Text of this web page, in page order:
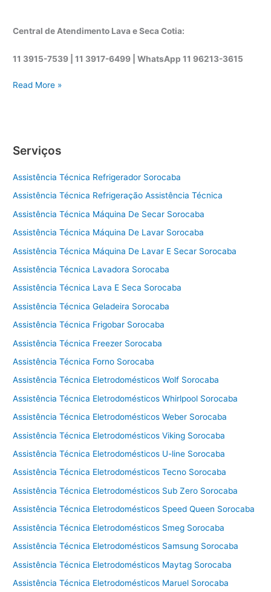
Central de Atendimento Lava e Seca Cotia:
11 3915-7539 | 11 3917-6499 |WhatsApp11 96213-3615
A
t
n
c
a
t
n
i
a
l
a
e
e
c
a
o
t
Read More »
Serviços
Assistência Técnica Refrigerador Sorocaba
Assistência Técnica Refrigeração Assistência Técnica
Assistência Técnica Máquina De Secar Sorocaba
Assistência Técnica Máquina De Lavar Sorocaba
Assistência Técnica Máquina De Lavar E Secar Sorocaba
Assistência Técnica Lavadora Sorocaba
Assistência Técnica Lava E Seca Sorocaba
Assistência Técnica Geladeira Sorocaba
Assistência Técnica Frigobar Sorocaba
Assistência Técnica Freezer Sorocaba
Assistência Técnica Forno Sorocaba
Assistência Técnica Eletrodomésticos Wolf Sorocaba
Assistência Técnica Eletrodomésticos Whirlpool Sorocaba
Assistência Técnica Eletrodomésticos Weber Sorocaba
Assistência Técnica Eletrodomésticos Viking Sorocaba
Assistência Técnica Eletrodomésticos U-line Sorocaba
Assistência Técnica Eletrodomésticos Tecno Sorocaba
Assistência Técnica Eletrodomésticos Sub Zero Sorocaba
Assistência Técnica Eletrodomésticos Speed Queen Sorocaba
Assistência Técnica Eletrodomésticos Smeg Sorocaba
Assistência Técnica Eletrodomésticos Samsung Sorocaba
Assistência Técnica Eletrodomésticos Maytag Sorocaba
Assistência Técnica Eletrodomésticos Maruel Sorocaba